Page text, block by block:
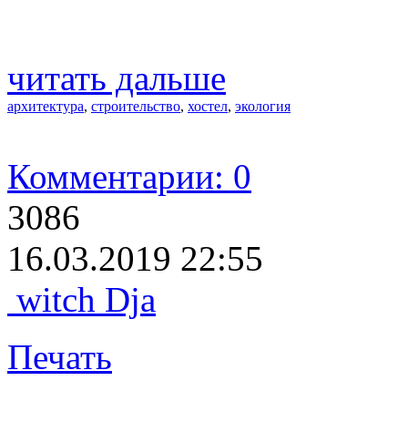
читать дальше
архитектура, строительство, хостел, экология
Комментарии: 0
3086
16.03.2019 22:55
witch Dja
Печать